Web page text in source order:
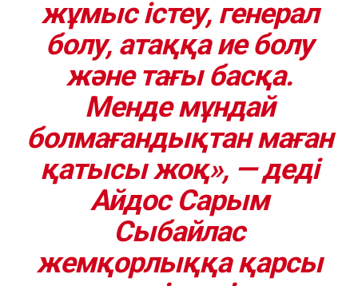
жұмыс істеу, генерал
болу, атаққа ие болу
және тағы басқа.
Менде мұндай
болмағандықтан маған
қатысы жоқ», — деді
Айдос Сарым
Сыбайлас
жемқорлыққа қарсы